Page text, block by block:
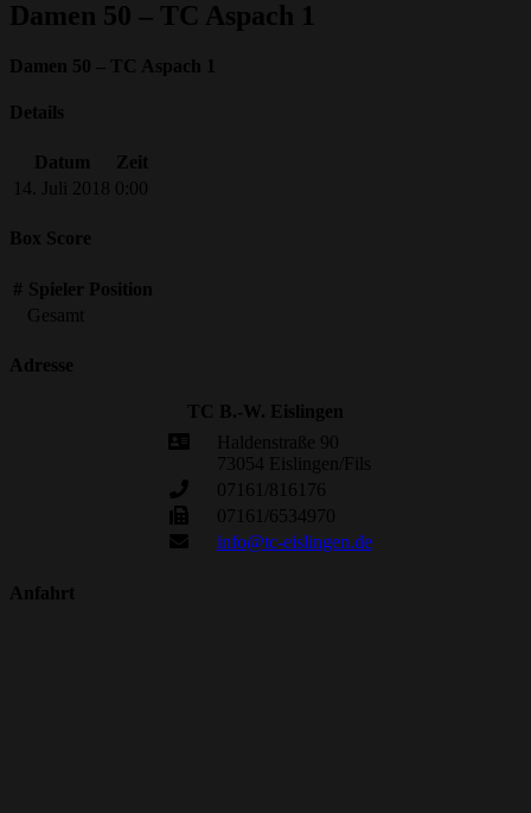
Damen 50 – TC Aspach 1
Damen 50 – TC Aspach 1
Details
Datum
Zeit
14. Juli 2018 0:00
Box Score
# Spieler Position
Gesamt
Adresse
TC B.-W. Eislingen
Haldenstraße 90
73054 Eislingen/Fils
07161/816176
07161/6534970
info@tc-eislingen.de
Anfahrt